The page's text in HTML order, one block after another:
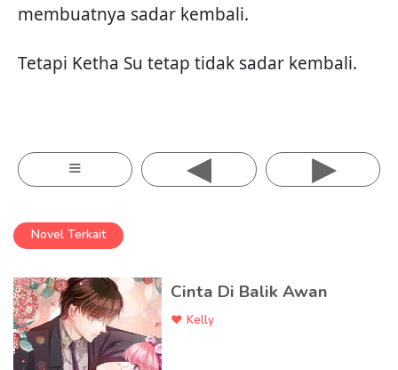
membuatnya sadar kembali.
Tetapi Ketha Su tetap tidak sadar kembali.
≡ ◂ ▸
Novel Terkait
Cinta Di Balik Awan
Kelly